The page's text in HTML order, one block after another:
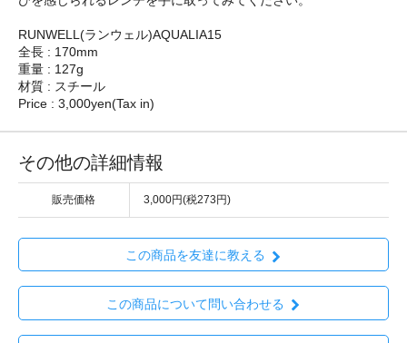
RUNWELL(ランウェル)AQUALIA15
全長 : 170mm
重量 : 127g
材質 : スチール
Price : 3,000yen(Tax in)
その他の詳細情報
販売価格 3,000円(税273円)
この商品を友達に教える
この商品について問い合わせる